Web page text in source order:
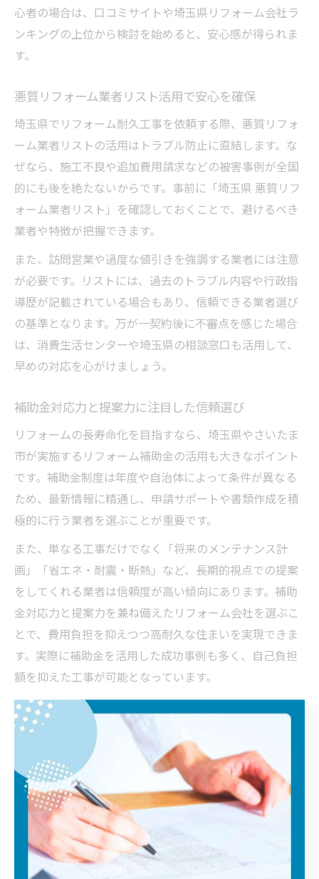
心者の場合は、口コミサイトや埼玉県リフォーム会社ラ
ンキングの上位から検討を始めると、安心感が得られま
す。
悪質リフォーム業者リスト活用で安心を確保
埼玉県でリフォーム耐久工事を依頼する際、悪質リフォ
ーム業者リストの活用はトラブル防止に直結します。な
ぜなら、施工不良や追加費用請求などの被害事例が全国
的にも後を絶たないからです。事前に「埼玉県 悪質リフ
ォーム業者リスト」を確認しておくことで、避けるべき
業者や特徴が把握できます。
また、訪問営業や過度な値引きを強調する業者には注意
が必要です。リストには、過去のトラブル内容や行政指
導歴が記載されている場合もあり、信頼できる業者選び
の基準となります。万が一契約後に不審点を感じた場合
は、消費生活センターや埼玉県の相談窓口も活用して、
早めの対応を心がけましょう。
補助金対応力と提案力に注目した信頼選び
リフォームの長寿命化を目指すなら、埼玉県やさいたま
市が実施するリフォーム補助金の活用も大きなポイント
です。補助金制度は年度や自治体によって条件が異なる
ため、最新情報に精通し、申請サポートや書類作成を積
極的に行う業者を選ぶことが重要です。
また、単なる工事だけでなく「将来のメンテナンス計
画」「省エネ・耐震・断熱」など、長期的視点での提案
をしてくれる業者は信頼度が高い傾向にあります。補助
金対応力と提案力を兼ね備えたリフォーム会社を選ぶこ
とで、費用負担を抑えつつ高耐久な住まいを実現できま
す。実際に補助金を活用した成功事例も多く、自己負担
額を抑えた工事が可能となっています。
埼玉県リフォーム会社ランキングの活かし方
埼玉県リフォーム会社ランキングは、会社選びの初期段
階で非常に役立つ情報源です。ランキング上位の会社は
施工実績や顧客満足度、地域密着度などで高評価を得て
いることが多く、一定の信頼性が担保されています。
ただし、単に順位だけでなく「自分の希望条件やリフォ
ーム内容に合致しているか」「アフターサービスや保証